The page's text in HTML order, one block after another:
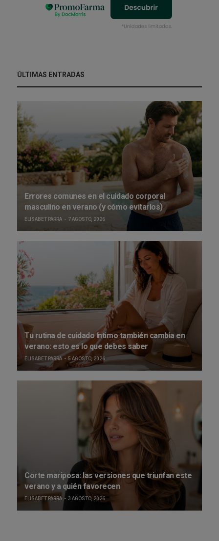
ÚLTIMAS ENTRADAS
Errores comunes en el cuidado corporal
masculino en verano (y cómo evitarlos)
ELISABET PARRA 7 AGOSTO, 2026
Tu rutina de cuidado íntimo también cambia en
verano: esto es lo que debes saber
ELISABET PARRA 5 AGOSTO, 2026
Corte mariposa: las versiones que triunfan este
verano y a quién favorecen
ELISABET PARRA 3 AGOSTO, 2026